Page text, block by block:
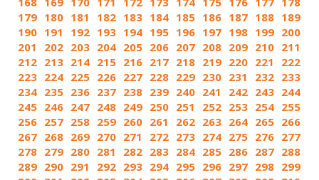
179 180 181 182 183 184 185 186 187 188 189
190 191 192 193 194 195 196 197 198 199 200
201
202 203 204 205 206 207 208 209 210 211
212 213 214 215 216 217 218 219 220 221
222
223 224 225 226 227 228 229 230 231 232 233
234 235 236 237 238 239 240 241 242 243 244
245 246 247 248 249 250 251 252 253 254 255
256 257 258 259 260 261 262 263 264 265 266
267 268 269 270 271 272 273 274 275 276 277
278 279 280 281 282 283 284 285 286 287 288
289 290 291 292 293 294 295 296 297 298 299